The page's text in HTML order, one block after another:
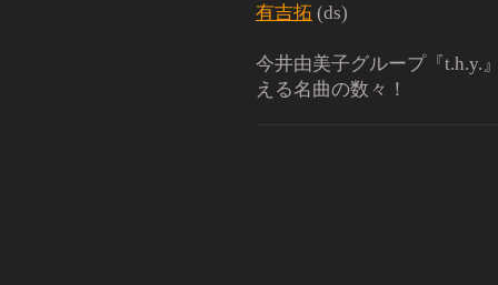
有吉拓 (ds)
今井由美子グループ『t.h.y.
える名曲の数々！